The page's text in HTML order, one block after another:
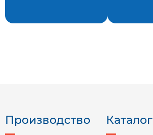
Производство Каталог